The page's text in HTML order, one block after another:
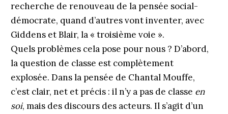
recherche de renouveau de la pensée social-
démocrate, quand d’autres vont inventer, avec
Giddens et Blair, la « troisième voie ».
Quels problèmes cela pose pour nous ? D’abord,
la question de classe est complètement
explosée. Dans la pensée de Chantal Mouffe,
c’est clair, net et précis : il n’y a pas de classe en
soi, mais des discours des acteurs. Il s’agit d’un